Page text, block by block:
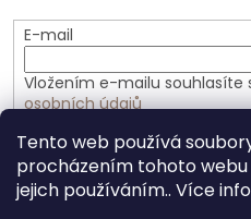
Tento web používá
procházením tohoto webu
jejich používáním.. Více
E-mail
Vložením e-mailu souhlasíte
osobních údajů
PŘIHLÁSIT SE